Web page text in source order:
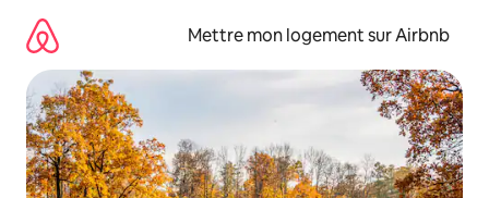
directement
contenu
Mettre mon logement sur Airbnb